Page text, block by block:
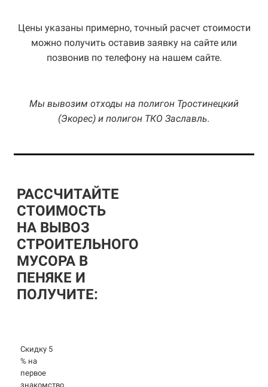
Цены указаны примерно, точный расчет стоимости
можно получить оставив заявку на сайте или
позвонив по телефону на нашем сайте.
Мы вывозим отходы на полигон Тростинецкий
(Экорес) и полигон ТКО Заславль.
РАССЧИТАЙТЕ
СТОИМОСТЬ
НА ВЫВОЗ
СТРОИТЕЛЬНОГО
МУСОРА В
ПЕНЯКЕ И
ПОЛУЧИТЕ:
Скидку 5
% на
первое
знакомство